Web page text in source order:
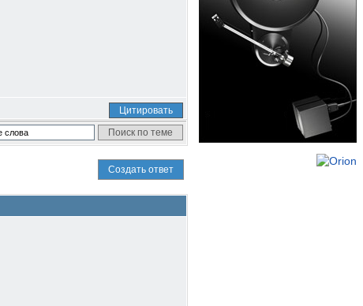
Цитировать
Создать ответ